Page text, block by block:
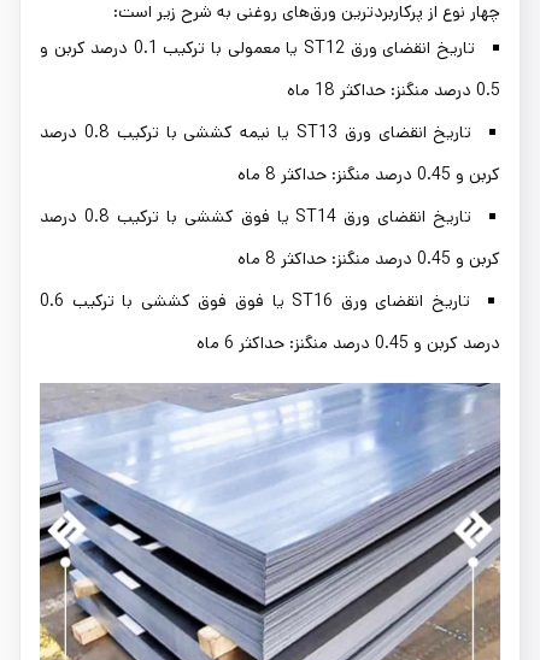
چهار نوع از پرکاربردترین ورق‌های روغنی به شرح زیر است:
تاریخ انقضای ورق ST12 یا معمولی با ترکیب 0.1 درصد کربن و
0.5 درصد منگنز: حداکثر 18 ماه
تاریخ انقضای ورق ST13 یا نیمه کششی با ترکیب 0.8 درصد
کربن و 0.45 درصد منگنز: حداکثر 8 ماه
تاریخ انقضای ورق ST14 یا فوق کششی با ترکیب 0.8 درصد
کربن و 0.45 درصد منگنز: حداکثر 8 ماه
تاریخ انقضای ورق ST16 یا فوق فوق کششی با ترکیب 0.6
درصد کربن و 0.45 درصد منگنز: حداکثر 6 ماه